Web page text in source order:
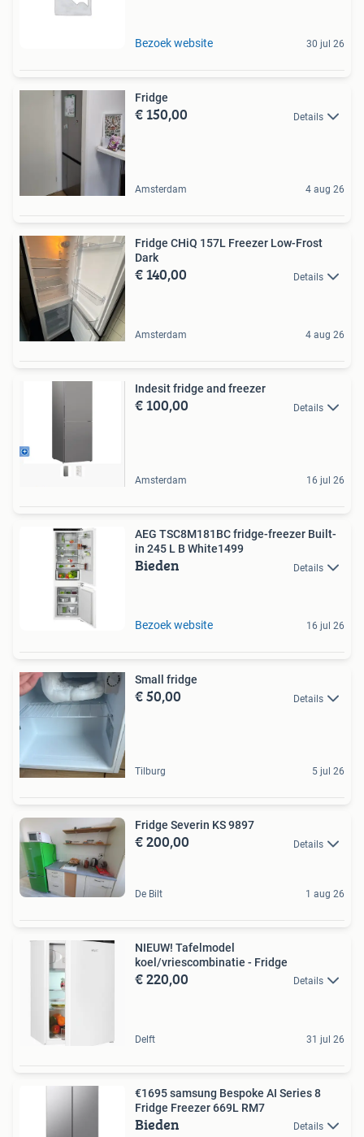
Bezoek website 30 jul 26
Fridge
€ 150,00 Details
Amsterdam 4 aug 26
Fridge CHiQ 157L Freezer Low-Frost
Dark
€ 140,00 Details
Amsterdam 4 aug 26
Indesit fridge and freezer
€ 100,00 Details
Amsterdam 16 jul 26
AEG TSC8M181BC fridge-freezer Built-
in 245 L B White1499
Bieden Details
Bezoek website 16 jul 26
Small fridge
€ 50,00 Details
Tilburg 5 jul 26
Fridge Severin KS 9897
€ 200,00 Details
De Bilt 1 aug 26
NIEUW! Tafelmodel
koel/vriescombinatie - Fridge
€ 220,00 Details
Delft 31 jul 26
€1695 samsung Bespoke AI Series 8
Fridge Freezer 669L RM7
Bieden Details